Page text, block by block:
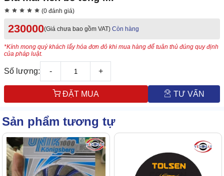
(0 đánh giá)
230000(Giá chưa bao gồm VAT) Còn hàng
*Kính mong quý khách lấy hóa đơn đỏ khi mua hàng để tuân thủ đúng quy định
của pháp luật.
Số lượng: - +
ĐẶT MUA TƯ VẤN
Sản phẩm tương tự